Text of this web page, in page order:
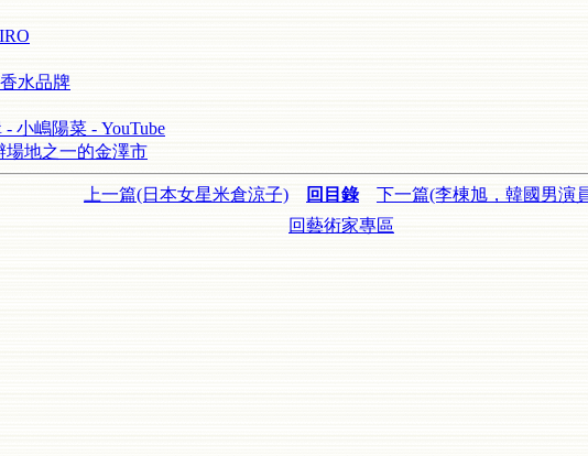
水品牌
小嶋陽菜 - YouTube
場地之一的金澤市
上一篇(日本女星米倉涼子) 回目錄
下一篇(李棟旭，韓國男演
回藝術家專區